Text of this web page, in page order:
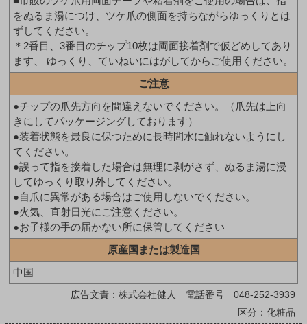
をぬるま湯につけ、ツケ爪の側面を持ちながらゆっくりとは
ずしてください。
＊2番目、3番目のチップ10枚は両面接着剤で仮どめしてあり
ます、 ゆっくり、ていねいにはがしてからご使用ください。
ご注意
●チップの爪先方向を間違えないでください。（爪先は上向
きにしてパッケージングしております）
●装着状態を最良に保つために長時間水に触れないようにし
てください。
●誤って指を接着した場合は無理に剥がさず、ぬるま湯に浸
してゆっくり取り外してください。
●自爪に異常がある場合はご使用しないでください。
●火気、直射日光にご注意ください。
●お子様の手の届かない所に保管してください
原産国または製造国
中国
広告文責：株式会社健人 電話番号 048-252-3939
区分：化粧品